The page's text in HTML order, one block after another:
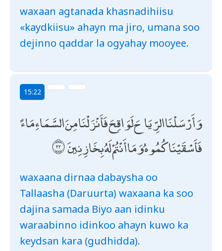
waxaan agtanada khasnadihiisu
«kaydkiisu» ahayn ma jiro, umana soo
dejinno qaddar la ogyahay mooyee.
15:22
وَأَرْسَلْنَا الرِّيَاحَ لَوَاقِحَ فَأَنْزَلْنَا مِنَ السَّمَاءِ مَاءً
فَأَسْقَيْنَاكُمُوهُ وَمَا أَنْتُمْ لَهُ بِخَازِنِينَ
waxaana dirnaa dabaysha oo
Tallaasha (Daruurta) waxaana ka soo
dajina samada Biyo aan idinku
waraabinno idinkoo ahayn kuwo ka
keydsan kara (gudhidda).